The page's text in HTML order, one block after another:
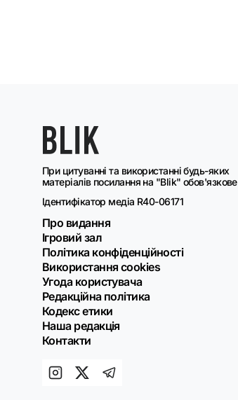
При цитуванні та використанні будь-яких
матеріалів посилання на "Blik" обов'язкове
Ідентифікатор медіа R40-06171
Про видання
Ігровий зал
Політика конфіденційності
Використання cookies
Угода користувача
Редакційна політика
Кодекс етики
Наша редакція
Контакти